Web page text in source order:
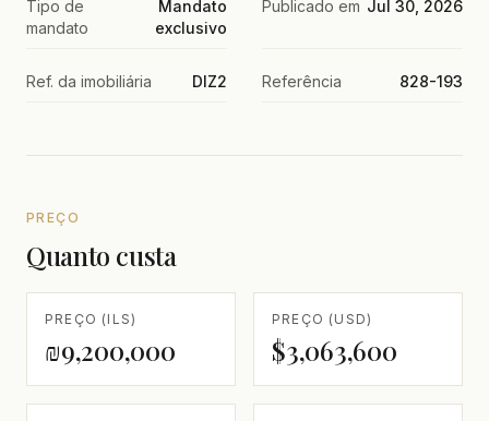
Tipo de
mandato
Mandato
exclusivo
Publicado em Jul 30, 2026
Ref. da imobiliária DIZ2 Referência 828-193
PREÇO
Quanto custa
PREÇO (ILS)
₪9,200,000
PREÇO (USD)
$3,063,600